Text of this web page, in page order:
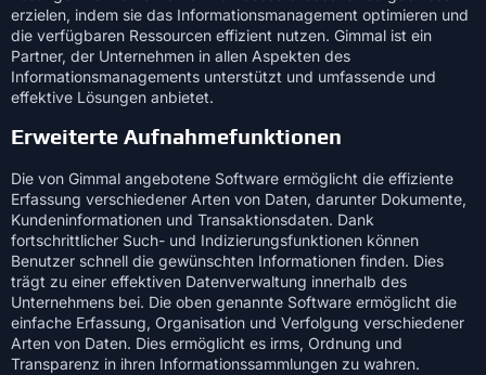
erzielen, indem sie das Informationsmanagement optimieren und
die verfügbaren Ressourcen effizient nutzen. Gimmal ist ein
Partner, der Unternehmen in allen Aspekten des
Informationsmanagements unterstützt und umfassende und
effektive Lösungen anbietet.
Erweiterte Aufnahmefunktionen
Die von Gimmal angebotene Software ermöglicht die effiziente
Erfassung verschiedener Arten von Daten, darunter Dokumente,
Kundeninformationen und Transaktionsdaten. Dank
fortschrittlicher Such- und Indizierungsfunktionen können
Benutzer schnell die gewünschten Informationen finden. Dies
trägt zu einer effektiven Datenverwaltung innerhalb des
Unternehmens bei. Die oben genannte Software ermöglicht die
einfache Erfassung, Organisation und Verfolgung verschiedener
Arten von Daten. Dies ermöglicht es irms, Ordnung und
Transparenz in ihren Informationssammlungen zu wahren.